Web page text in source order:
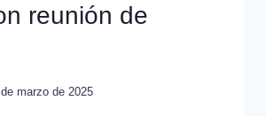
reunión de
marzo de 2025